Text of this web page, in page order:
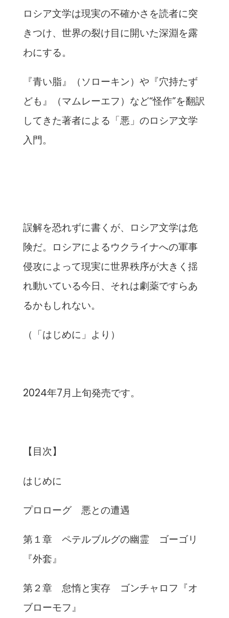
ロシア文学は現実の不確かさを読者に突
きつけ、世界の裂け目に開いた深淵を露
わにする。
『青い脂』（ソローキン）や『穴持たず
ども』（マムレーエフ）など“怪作”を翻訳
してきた著者による「悪」のロシア文学
入門。
誤解を恐れずに書くが、ロシア文学は危
険だ。ロシアによるウクライナへの軍事
侵攻によって現実に世界秩序が大きく揺
れ動いている今日、それは劇薬ですらあ
るかもしれない。
（「はじめに」より）
2024年7月上旬発売です。
【目次】
はじめに
プロローグ 悪との遭遇
第１章 ペテルブルグの幽霊 ゴーゴリ
『外套』
第２章 怠惰と実存 ゴンチャロフ『オ
ブローモフ』